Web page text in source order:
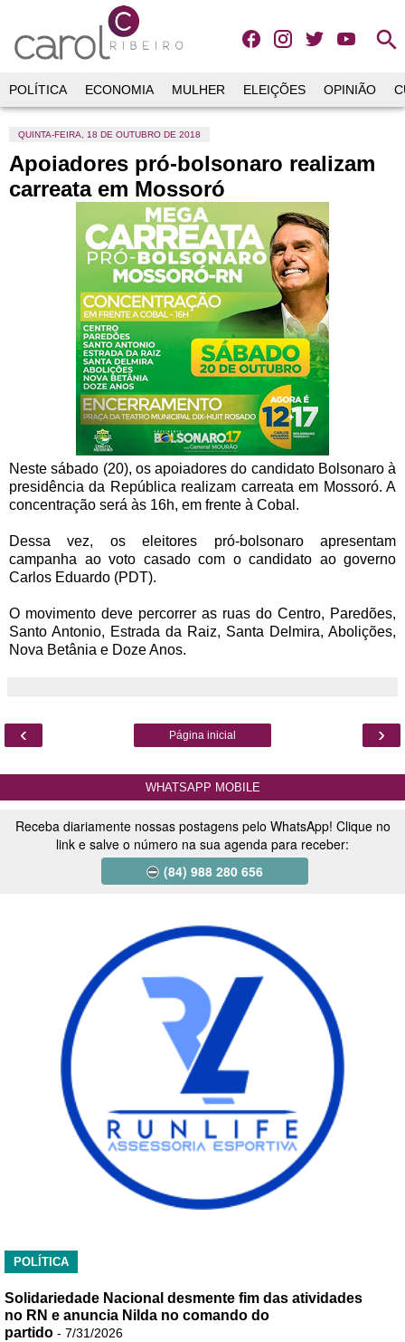
search
POLÍTICA ECONOMIA MULHER ELEIÇÕES OPINIÃO
QUINTA-FEIRA, 18 DE OUTUBRO DE 2018
Apoiadores pró-bolsonaro realizam
carreata em Mossoró
Neste sábado (20), os apoiadores do candidato Bolsonaro à
presidência da República realizam carreata em Mossoró. A
concentração será às 16h, em frente à Cobal.
Dessa vez, os eleitores pró-bolsonaro apresentam
campanha ao voto casado com o candidato ao governo
Carlos Eduardo (PDT).
O movimento deve percorrer as ruas do Centro, Paredões,
Santo Antonio, Estrada da Raiz, Santa Delmira, Abolições,
Nova Betânia e Doze Anos.
‹ ›
Página inicial
WHATSAPP MOBILE
Receba diariamente nossas postagens pelo WhatsApp! Clique no
link e salve o número na sua agenda para receber:
(84) 988 280 656
POLÍTICA
Solidariedade Nacional desmente fim das atividades
no RN e anuncia Nilda no comando do
partido - 7/31/2026